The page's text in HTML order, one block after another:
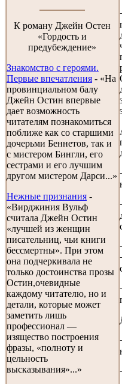
К роману Джейн Остен
«Гордость и
предубеждение»
Знакомство с героями.
Первые впечатления - «На
провинциальном балу
Джейн Остин впервые
дает возможность
читателям познакомиться
поближе как со старшими
дочерьми Беннетов, так и
с мистером Бингли, его
сестрами и его лучшим
другом мистером Дарси...»
Нежные признания -
«Вирджиния Вульф
считала Джейн Остин
«лучшей из женщин
писательниц, чьи книги
бессмертны». При этом
она подчеркивала не
только достоинства прозы
Остин,очевидные
каждому читателю, но и
детали, которые может
заметить лишь
профессионал —
изящество построения
фразы, «полноту и
цельность
высказывания»...»